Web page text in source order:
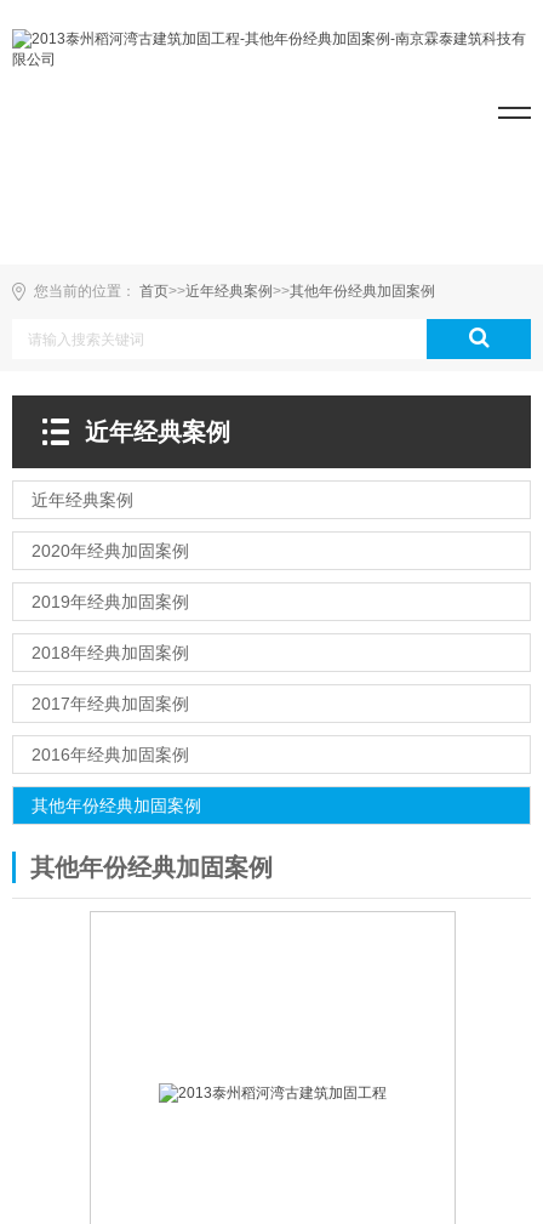
您当前的位置： 首页>>近年经典案例>>其他年份经典加固案例
近年经典案例
近年经典案例
2020年经典加固案例
2019年经典加固案例
2018年经典加固案例
2017年经典加固案例
2016年经典加固案例
其他年份经典加固案例
其他年份经典加固案例